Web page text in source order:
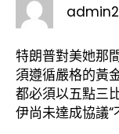
admin
特朗普對美她那
須遵循嚴格的黃
都必須以五點三
伊尚未達成協議“